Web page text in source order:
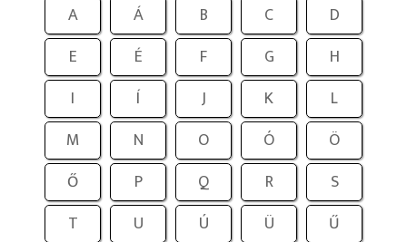
A Á B C
D
E
É F G
H
I
Í J K
L
M
N O Ó
Ö
Ő
P Q R
S
T
U Ú Ü
Ű